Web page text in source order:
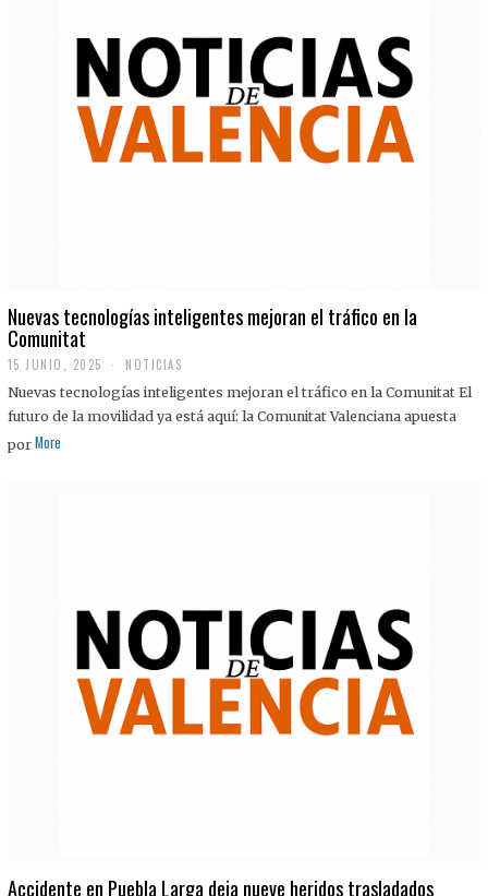
Nuevas tecnologías inteligentes mejoran el tráfico en la
Comunitat
15 JUNIO, 2025 NOTICIAS
Nuevas tecnologías inteligentes mejoran el tráfico en la Comunitat El
futuro de la movilidad ya está aquí: la Comunitat Valenciana apuesta
por More
Accidente en Puebla Larga deja nueve heridos trasladados